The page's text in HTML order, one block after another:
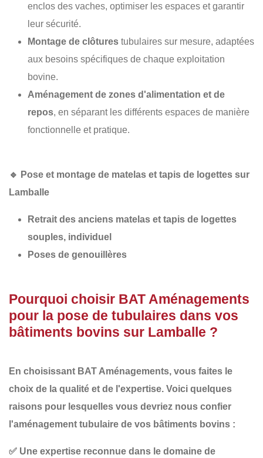
enclos des vaches, optimiser les espaces et garantir
leur sécurité.
Montage de clôtures tubulaires sur mesure, adaptées
aux besoins spécifiques de chaque exploitation
bovine.
Aménagement de zones d'alimentation et de
repos, en séparant les différents espaces de manière
fonctionnelle et pratique.
🔹 Pose et montage de matelas et tapis de logettes sur
Lamballe
Retrait des anciens matelas et tapis de logettes
souples, individuel
Poses de genouillères
Pourquoi choisir BAT Aménagements
pour la pose de tubulaires dans vos
bâtiments bovins sur Lamballe ?
En choisissant BAT Aménagements, vous faites le
choix de la qualité et de l'expertise. Voici quelques
raisons pour lesquelles vous devriez nous confier
l'aménagement tubulaire de vos bâtiments bovins :
✅ Une expertise reconnue dans le domaine de